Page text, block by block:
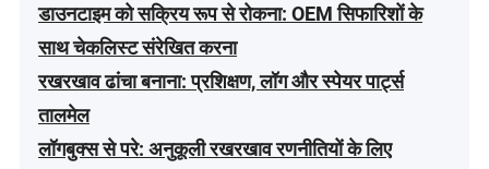
डाउनटाइम को सक्रिय रूप से रोकना: OEM सिफारिशों के
साथ चेकलिस्ट संरेखित करना
रखरखाव ढांचा बनाना: प्रशिक्षण, लॉग और स्पेयर पार्ट्स
तालमेल
लॉगबुक्स से परे: अनुकूली रखरखाव रणनीतियों के लिए